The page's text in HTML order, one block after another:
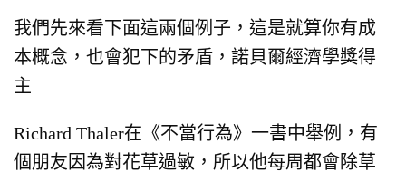
我們先來看下面這兩個例子，這是就算你有成
本概念，也會犯下的矛盾，諾貝爾經濟學獎得
主
Richard Thaler在《不當行為》一書中舉例， 有
個朋友因為對花草過敏，所以他每周都會除草